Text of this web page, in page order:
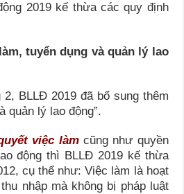
2019 kế thừa các quy định
tuyển dụng và quản lý lao
2, BLLĐ 2019 đã bổ sung thêm
quản lý lao động”.
việc làmcũng như quyền
động thì BLLĐ 2019 kế thừa
cụ thể như: Việc làm là hoạt
nhập mà không bị pháp luật